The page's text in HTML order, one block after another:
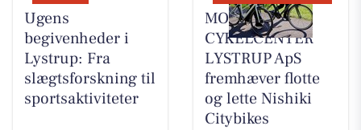
Ugens
begivenheder i
Lystrup: Fra
slægtsforskning til
sportsaktiviteter
MOSQUITO
CYKELCENTER
LYSTRUP ApS
fremhæver flotte
og lette Nishiki
Citybikes